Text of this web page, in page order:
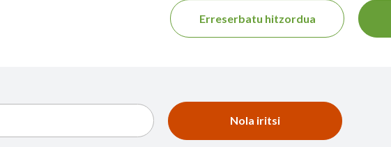
Erreserbatu hitzordua
Nola iritsi